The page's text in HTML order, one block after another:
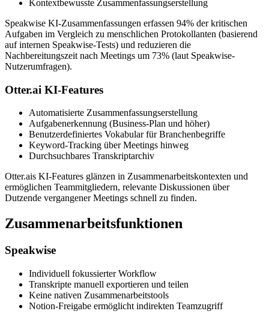
Kontextbewusste Zusammenfassungserstellung
Speakwise KI-Zusammenfassungen erfassen 94% der kritischen
Aufgaben im Vergleich zu menschlichen Protokollanten (basierend
auf internen Speakwise-Tests) und reduzieren die
Nachbereitungszeit nach Meetings um 73% (laut Speakwise-
Nutzerumfragen).
Otter.ai KI-Features
Automatisierte Zusammenfassungserstellung
Aufgabenerkennung (Business-Plan und höher)
Benutzerdefiniertes Vokabular für Branchenbegriffe
Keyword-Tracking über Meetings hinweg
Durchsuchbares Transkriptarchiv
Otter.ais KI-Features glänzen in Zusammenarbeitskontexten und
ermöglichen Teammitgliedern, relevante Diskussionen über
Dutzende vergangener Meetings schnell zu finden.
Zusammenarbeitsfunktionen
Speakwise
Individuell fokussierter Workflow
Transkripte manuell exportieren und teilen
Keine nativen Zusammenarbeitstools
Notion-Freigabe ermöglicht indirekten Teamzugriff